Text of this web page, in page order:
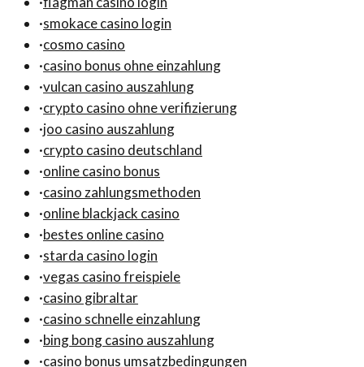
·smokace casino login
·cosmo casino
·casino bonus ohne einzahlung
·vulcan casino auszahlung
·crypto casino ohne verifizierung
·joo casino auszahlung
·crypto casino deutschland
·online casino bonus
·casino zahlungsmethoden
·online blackjack casino
·bestes online casino
·starda casino login
·vegas casino freispiele
·casino gibraltar
·casino schnelle einzahlung
·bing bong casino auszahlung
·casino bonus umsatzbedingungen